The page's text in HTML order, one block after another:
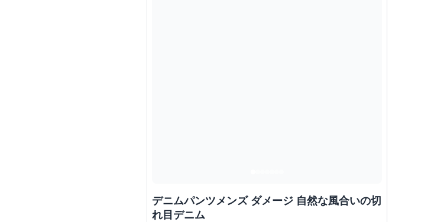
デニムパンツメンズ ダメージ 自然な風合いの切
れ目デニム